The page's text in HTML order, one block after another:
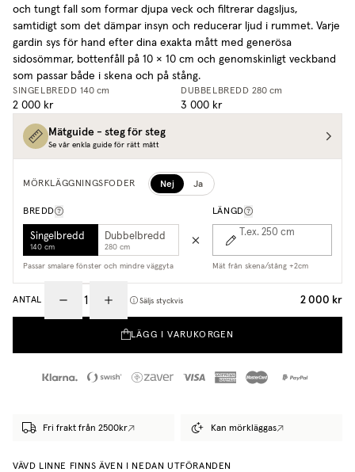
och tungt fall som formar djupa veck och filtrerar dagsljus,
samtidigt som det dämpar insyn och reducerar ljud i rummet. Varje
gardin sys för hand efter dina exakta mått med generösa
sidosömmar, bottenfåll på 10 × 10 cm och genomskinligt veckband
som passar både i skena och på stång.
SINGELBREDD 140 cm
2 000 kr
DUBBELBREDD 280 cm
3 000 kr
Mätguide - steg för steg
Se vår enkla guide för rätt mått
MÖRKLÄGGNINGSFODER Nej Ja
BREDD
Singelbredd
140 cm
Dubbelbredd
280 cm
Passar smalare fönster och mindre väggyta
LÄNGD
T.ex. 250 cm
Mät från skena/stång +2cm
ANTAL Säljs styckvis 2 000 kr
LÄGG I VARUKORGEN
Fri frakt från 2500kr Kan mörkläggas
VÄVD LINNE FINNS ÄVEN I NEDAN UTFÖRANDEN